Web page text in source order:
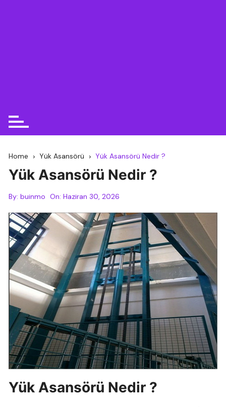
Home Yük Asansörü Yük Asansörü Nedir ?
Yük Asansörü Nedir ?
By: buinmo On:Haziran 30, 2026
Yük Asansörü Nedir ?